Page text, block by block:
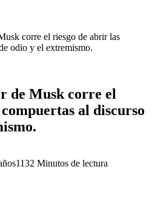
corre el riesgo de abrir las
odio y el extremismo.
de Musk corre el
al discurso
1132 Minutos de lectura